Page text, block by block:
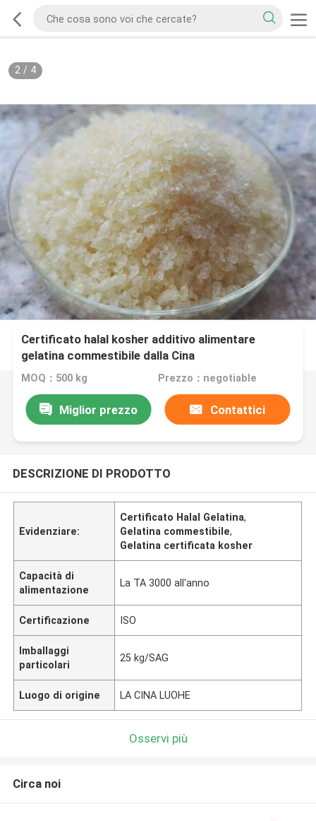
2/ 4
Certificato halal kosher additivo alimentare
gelatina commestibile dalla Cina
MOQ：500 kg Prezzo：negotiable
Miglior prezzo Contattici
DESCRIZIONE DI PRODOTTO
Evidenziare:
Certificato Halal Gelatina,
Gelatina commestibile,
Gelatina certificata kosher
Capacità di
alimentazione
La TA 3000 all'anno
Certificazione ISO
Imballaggi
particolari
25 kg/SAG
Luogo di origine LA CINA LUOHE
Osservi più
Circa noi